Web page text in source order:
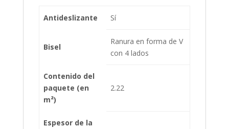
Antideslizante Sí
Bisel
Ranura en forma de V
con 4 lados
Contenido del
paquete (en
m²)
2.22
Espesor de la